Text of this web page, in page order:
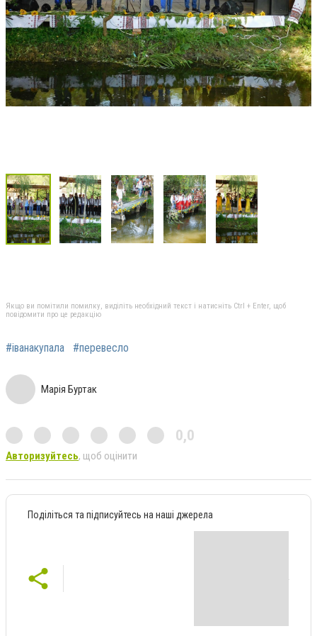
Якщо ви помітили помилку, виділіть необхідний текст і натисніть Ctrl + Enter, щоб
повідомити про це редакцію
#іванакупала #перевесло
Марія Буртак
0,0
Авторизуйтесь, щоб оцінити
Поділіться та підписуйтесь на наші джерела